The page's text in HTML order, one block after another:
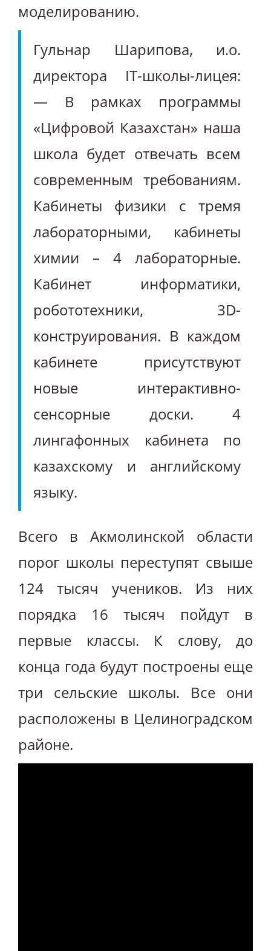
моделированию.
Гульнар Шарипова, и.о.
директора IT-школы-лицея:
— В рамках программы
«Цифровой Казахстан» наша
школа будет отвечать всем
современным требованиям.
Кабинеты физики с тремя
лабораторными, кабинеты
химии – 4 лабораторные.
Кабинет информатики,
робототехники, 3D-
конструирования. В каждом
кабинете присутствуют
новые интерактивно-
сенсорные доски. 4
лингафонных кабинета по
казахскому и английскому
языку.
Всего в Акмолинской области
порог школы переступят свыше
124 тысяч учеников. Из них
порядка 16 тысяч пойдут в
первые классы. К слову, до
конца года будут построены еще
три сельские школы. Все они
расположены в Целиноградском
районе.